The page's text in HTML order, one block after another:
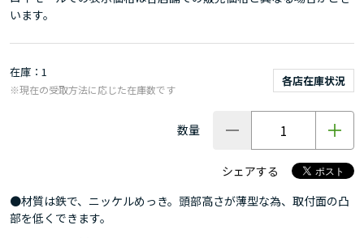
います。
在庫 1
各店在庫状況
※現在の受取方法に応じた在庫数です
数量
シェアする
●材質は鉄で、ニッケルめっき。頭部高さが薄型な為、取付面の凸
部を低くできます。